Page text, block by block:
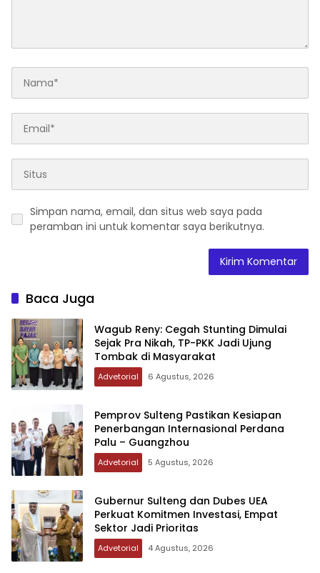
Simpan nama, email, dan situs web saya pada
peramban ini untuk komentar saya berikutnya.
Baca Juga
Wagub Reny: Cegah Stunting Dimulai
Sejak Pra Nikah, TP-PKK Jadi Ujung
Tombak di Masyarakat
Advetorial 6 Agustus, 2026
Pemprov Sulteng Pastikan Kesiapan
Penerbangan Internasional Perdana
Palu – Guangzhou
Advetorial 5 Agustus, 2026
Gubernur Sulteng dan Dubes UEA
Perkuat Komitmen Investasi, Empat
Sektor Jadi Prioritas
Advetorial 4 Agustus, 2026